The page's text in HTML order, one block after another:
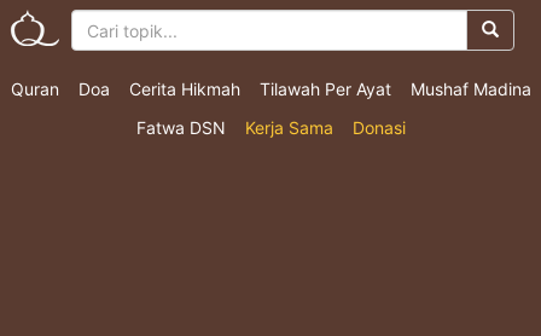
Quran Doa Cerita Hikmah Tilawah Per Ayat
Mushaf Madina
Fatwa DSN
Kerja Sama Donasi